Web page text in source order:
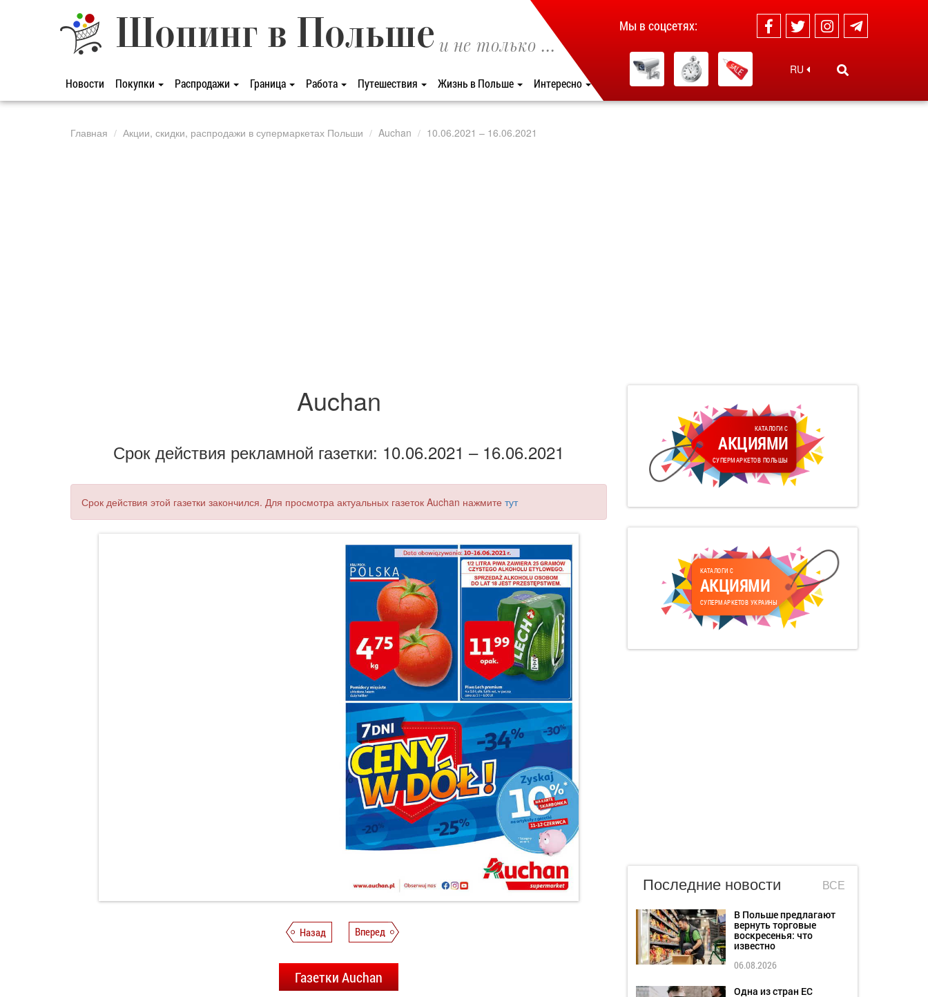
Шопинг в Польше и не только ...
Новости Покупки Распродажи Граница Работа Путешествия Жизнь в Польше Интересно
Мы в соцсетях:
RU
Главная Акции, скидки, распродажи в супермаркетах Польши Auchan 10.06.2021 – 16.06.2021
Auchan
Срок действия рекламной газетки: 10.06.2021 – 16.06.2021
Срок действия этой газетки закончился. Для просмотра актуальных газеток Auchan нажмите тут
Назад Вперед
Газетки Auchan
КАТАЛОГИ С
АКЦИЯМИ
СУПЕРМАРКЕТОВ ПОЛЬШЫ
КАТАЛОГИ С
АКЦИЯМИ
СУПЕРМАРКЕТОВ УКРАИНЫ
Последние новости ВСЕ
В Польше предлагают
вернуть торговые
воскресенья: что
известно
06.08.2026
Одна из стран ЕС